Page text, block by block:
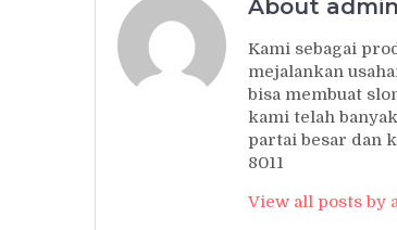
About admin
Kami sebagai
mejalankan
bisa membuat
kami telah
partai besar dan
8011
View all posts by